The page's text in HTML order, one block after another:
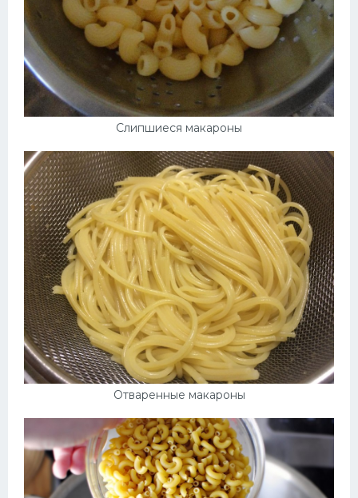
Слипшиеся макароны
Отваренные макароны